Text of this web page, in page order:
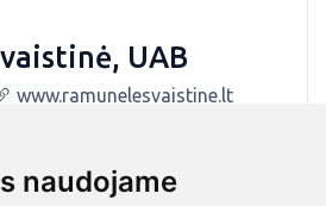
naudojame
UAB
www.ramunelesvaistine.lt